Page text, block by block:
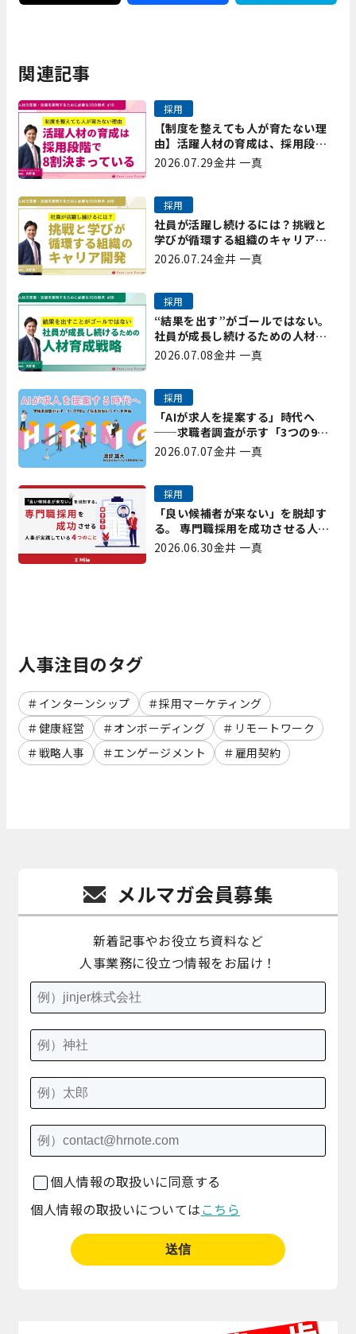
関連記事
【制度を整えても人が育たない理
由】活躍人材の育成は、採用段階
で8割決まっている｜プレシャスパ
ートナーズ矢野
採用
2026.07.29金井 一真
社員が活躍し続けるには？挑戦と
学びが循環する組織のキャリア開
発｜プレシャスパートナーズ矢野
採用
2026.07.24金井 一真
“結果を出す”がゴールではない。
社員が成長し続けるための人材育
成戦略｜プレシャスパートナーズ
採用
2026.07.08金井 一真
「AIが求人を提案する」時代へ
──求職者調査が示す「3つの9
割」と、採用担当が今すべき準備
採用
2026.07.07金井 一真
「良い候補者が来ない」を脱却す
る。 専門職採用を成功させる人事
が実践している4つのこと
採用
2026.06.30金井 一真
人事注目のタグ
インターンシップ
採用マーケティング
健康経営
オンボーディング
リモートワーク
戦略人事
エンゲージメント 雇用契約
メルマガ会員募集
新着記事やお役立ち資料など
人事業務に役立つ情報をお届け！
個人情報の取扱いに同意する
個人情報の取扱いについては こちら